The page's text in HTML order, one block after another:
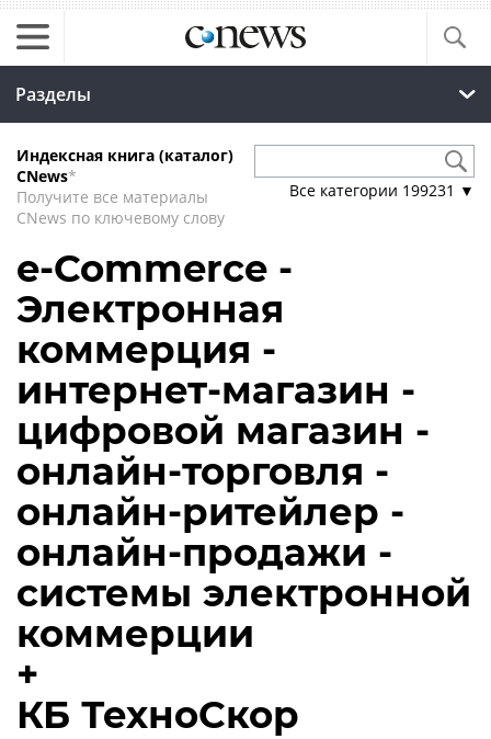
Разделы
Индексная книга (каталог)
CNews*
Получите все материалы
CNews по ключевому слову
Все категории 199231 ▼
e-Commerce -
Электронная
коммерция -
интернет-магазин -
цифровой магазин -
онлайн-торговля -
онлайн-ритейлер -
онлайн-продажи -
системы электронной
коммерции
+
КБ ТехноСкор